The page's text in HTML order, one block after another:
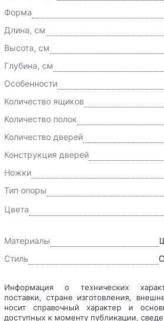
Форма
Длина, см
Высота, см
Глубина, см
Особенности
Количество ящиков
Количество полок
Количество дверей
Конструкция дверей
Ножки
Тип опоры
Цвета
Материалы
Стиль
Информация о технических характеристиках, комплекте
поставки, стране изготовления,
носит справочный характер и
доступных к моменту публикации,